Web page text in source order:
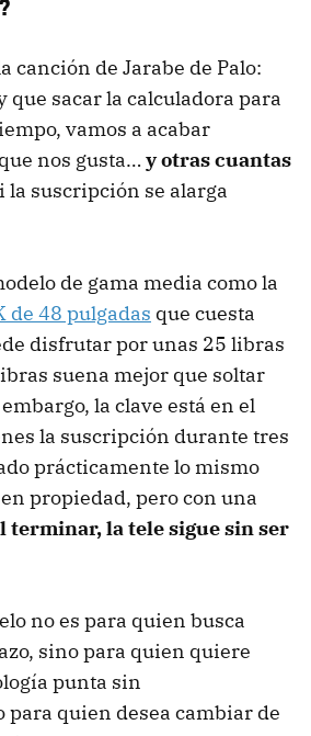
canción de Jarabe de Palo:
que sacar la calculadora para
vamos a acabar
nos gusta… y otras cuantas
la suscripción se alarga
de gama media como la
de 48 pulgadas que cuesta
disfrutar por unas 25 libras
suena mejor que soltar
la clave está en el
la suscripción durante tres
prácticamente lo mismo
propiedad, pero con una
terminar, la tele sigue sin ser
no es para quien busca
sino para quien quiere
punta sin
para quien desea cambiar de